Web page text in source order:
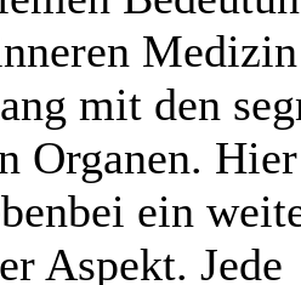
mit den
Organen.
ein
Aspekt. Jede